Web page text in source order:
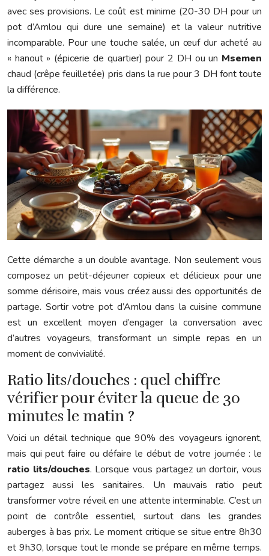
avec ses provisions. Le coût est minime (20-30 DH pour un
pot d’Amlou qui dure une semaine) et la valeur nutritive
incomparable. Pour une touche salée, un œuf dur acheté au
« hanout » (épicerie de quartier) pour 2 DH ou un Msemen
chaud (crêpe feuilletée) pris dans la rue pour 3 DH font toute
la différence.
Cette démarche a un double avantage. Non seulement vous
composez un petit-déjeuner copieux et délicieux pour une
somme dérisoire, mais vous créez aussi des opportunités de
partage. Sortir votre pot d’Amlou dans la cuisine commune
est un excellent moyen d’engager la conversation avec
d’autres voyageurs, transformant un simple repas en un
moment de convivialité.
Ratio lits/douches : quel chiffre
vérifier pour éviter la queue de 30
minutes le matin ?
Voici un détail technique que 90% des voyageurs ignorent,
mais qui peut faire ou défaire le début de votre journée : le
ratio lits/douches. Lorsque vous partagez un dortoir, vous
partagez aussi les sanitaires. Un mauvais ratio peut
transformer votre réveil en une attente interminable. C’est un
point de contrôle essentiel, surtout dans les grandes
auberges à bas prix. Le moment critique se situe entre 8h30
et 9h30, lorsque tout le monde se prépare en même temps.